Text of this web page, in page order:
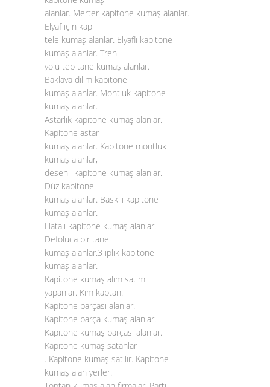
alanlar. Merter kapitone kumaş alanlar.
Elyaf için kapı
tele kumaş alanlar. Elyaflı kapitone
kumaş alanlar. Tren
yolu tep tane kumaş alanlar.
Baklava dilim kapitone
kumaş alanlar. Montluk kapitone
kumaş alanlar.
Astarlık kapitone kumaş alanlar.
Kapitone astar
kumaş alanlar. Kapitone montluk
kumaş alanlar,
desenli kapitone kumaş alanlar.
Düz kapitone
kumaş alanlar. Baskılı kapitone
kumaş alanlar.
Hatalı kapitone kumaş alanlar.
Defoluca bir tane
kumaş alanlar.3 iplik kapitone
kumaş alanlar.
Kapitone kumaş alım satımı
yapanlar. Kim kaptan.
Kapitone parçası alanlar.
Kapitone parça kumaş alanlar.
Kapitone kumaş parçası alanlar.
Kapitone kumaş satanlar
. Kapitone kumaş satılır. Kapitone
kumaş alan yerler.